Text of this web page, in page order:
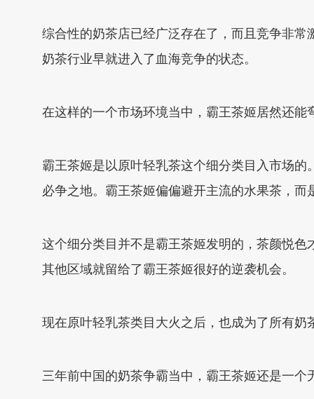
综合性的奶茶店已经广泛存在了，而且竞争非
奶茶行业早就进入了血海竞争的状态。
在这样的一个市场环境当中，霸王茶姬居然还
霸王茶姬是以原叶轻乳茶这个细分类目入市场
必争之地。霸王茶姬偏偏避开主流的水果茶，而
这个细分类目并不是霸王茶姬发明的，茶颜悦
其他区域就留给了霸王茶姬很好的逆袭机会。
现在原叶轻乳茶类目大火之后，也成为了所有
三年前中国的奶茶争霸当中，霸王茶姬还是一